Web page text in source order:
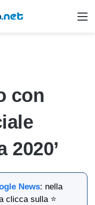
con
2020’
News: nella
clicca sulla ⭐